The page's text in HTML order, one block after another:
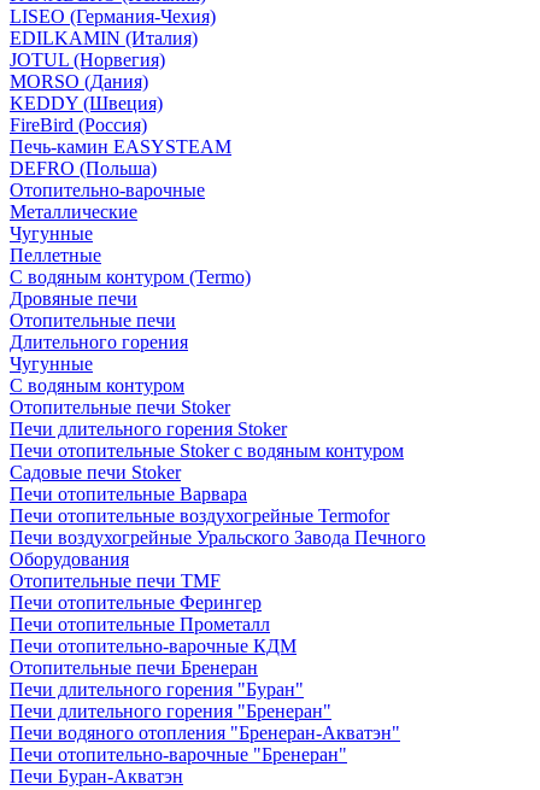
LISEO (Германия-Чехия)
EDILKAMIN (Италия)
JOTUL (Норвегия)
MORSO (Дания)
KEDDY (Швеция)
FireBird (Россия)
Печь-камин EASYSTEAM
DEFRO (Польша)
Отопительно-варочные
Металлические
Чугунные
Пеллетные
С водяным контуром (Termo)
Дровяные печи
Отопительные печи
Длительного горения
Чугунные
C водяным контуром
Отопительные печи Stoker
Печи длительного горения Stoker
Печи отопительные Stoker с водяным контуром
Садовые печи Stoker
Печи отопительные Варвара
Печи отопительные воздухогрейные Termofor
Печи воздухогрейные Уральского Завода Печного
Оборудования
Отопительные печи TMF
Печи отопительные Ферингер
Печи отопительные Прометалл
Печи отопительно-варочные КДМ
Отопительные печи Бренеран
Печи длительного горения "Буран"
Печи длительного горения "Бренеран"
Печи водяного отопления "Бренеран-Акватэн"
Печи отопительно-варочные "Бренеран"
Печи Буран-Акватэн